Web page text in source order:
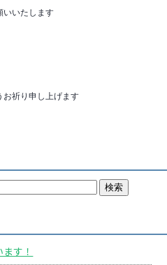
いいたします
お祈り申し上げます
す！